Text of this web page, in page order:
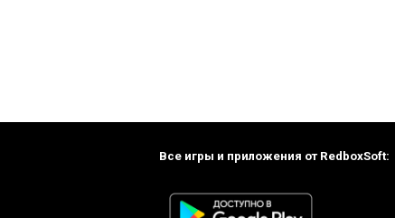
Все игры и приложения от RedboxSoft: